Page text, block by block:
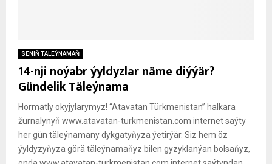
SENIŇ TÄLEÝNAMAŇ
14-nji noýabr ýyldyzlar näme diýýär?
Gündelik Täleýnama
Hormatly okyjylarymyz! “Atavatan Türkmenistan” halkara
žurnalynyň www.atavatan-turkmenistan.com internet saýty
her gün täleýnamany dykgatyňyza ýetirýär. Siz hem öz
ýyldyzyňyza görä täleýnamaňyz bilen gyzyklanýan bolsaňyz,